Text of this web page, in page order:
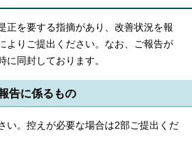
正を要する指摘があり、改善状況を報
よりご提出ください。なお、ご報告が
に同封しております。
告に係るもの
い。控えが必要な場合は2部ご提出くだ